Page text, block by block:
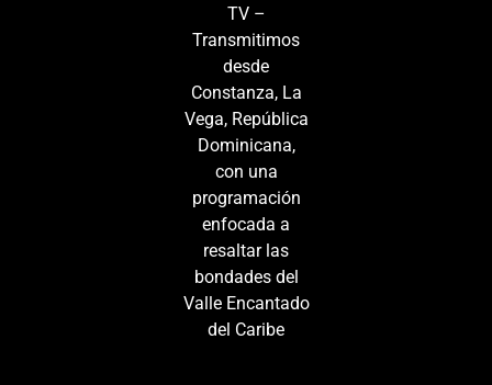
TV –
Transmitimos
desde
Constanza, La
Vega, República
Dominicana,
con una
programación
enfocada a
resaltar las
bondades del
Valle Encantado
del Caribe